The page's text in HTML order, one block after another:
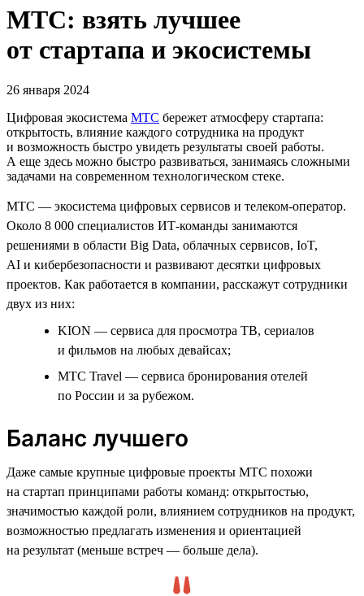
МТС: взять лучшее
от стартапа и экосистемы
26 января 2024
Цифровая экосистема МТС бережет атмосферу стартапа:
открытость, влияние каждого сотрудника на продукт
и возможность быстро увидеть результаты своей работы.
А еще здесь можно быстро развиваться, занимаясь сложными
задачами на современном технологическом стеке.
МТС — экосистема цифровых сервисов и телеком-оператор.
Около 8 000 специалистов ИТ-команды занимаются
решениями в области Big Data, облачных сервисов, IoT,
AI и кибербезопасности и развивают десятки цифровых
проектов. Как работается в компании, расскажут сотрудники
двух из них:
KION — сервиса для просмотра ТВ, сериалов
и фильмов на любых девайсах;
МТС Travel — сервиса бронирования отелей
по России и за рубежом.
Баланс лучшего
Даже самые крупные цифровые проекты МТС похожи
на стартап принципами работы команд: открытостью,
значимостью каждой роли, влиянием сотрудников на продукт,
возможностью предлагать изменения и ориентацией
на результат (меньше встреч — больше дела).